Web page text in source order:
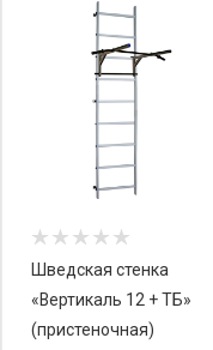
Шведская стенка
«Вертикаль 12 + ТБ»
(пристеночная)